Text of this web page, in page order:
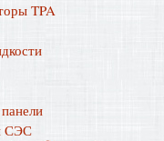
TPA
СЭС